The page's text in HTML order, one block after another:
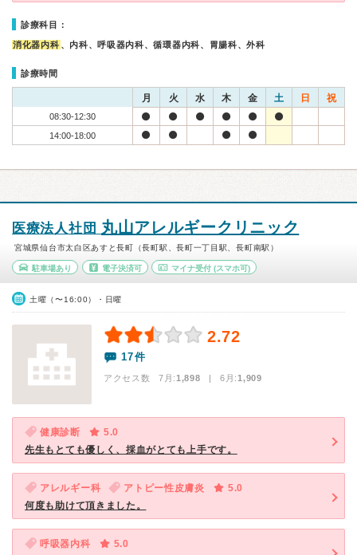
診療科目：
消化器内科 、内科、呼吸器内科、循環器内科、胃腸科、外科
診療時間
月 火 水 木 金 土 日 祝
08:30-12:30
14:00-18:00
医療法人社団 丸山アレルギークリニック
宮城県仙台市太白区あすと長町（長町駅、長町一丁目駅、長町南駅）
駐車場あり 電子決済可 マイナ受付 (スマホ可)
土曜（〜16:00）・日曜
2.72
17件
アクセス数 7月:1,898 | 6月:1,909
健康診断
5.0
先生もとても優しく、採血がとても上手です。
アレルギー科 アトピー性皮膚炎
5.0
何度も助けて頂きました。
呼吸器内科
5.0